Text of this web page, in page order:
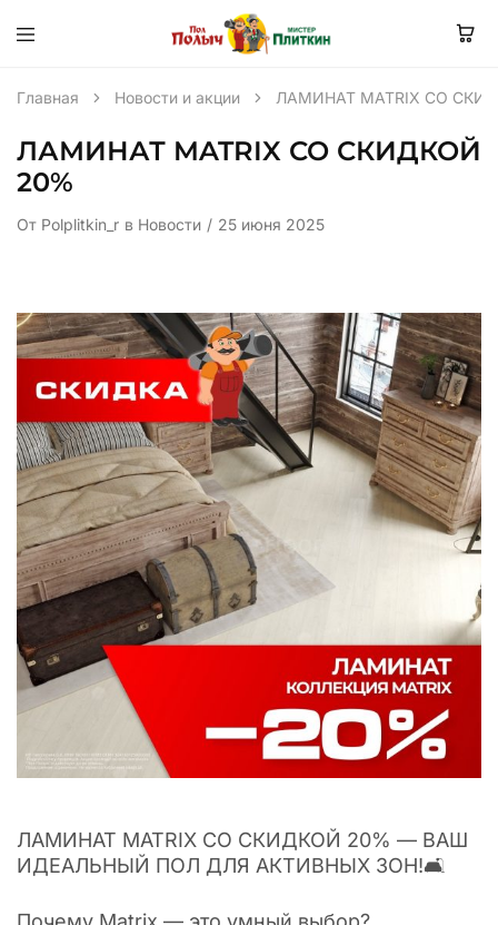
Главная Новости и акции ЛАМИНАТ MATRIX СО
ЛАМИНАТ MATRIX СО СКИДКОЙ
20%
От Polplitkin_r в Новости 25 июня 2025
ЛАМИНАТ MATRIX СО СКИДКОЙ 20% — ВАШ
ИДЕАЛЬНЫЙ ПОЛ ДЛЯ АКТИВНЫХ ЗОН!🛋